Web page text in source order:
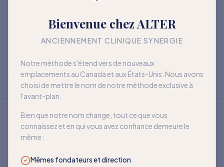
Bienvenue chez ALTER
ANCIENNEMENT CLINIQUE SYNERGIE
Notre méthode s'étend vers de nouveaux
emplacements au Canada et aux États-Unis. Nous avons
choisi de mettre le nom de notre méthode exclusive à
l'avant-plan.
Bien que notre nom change, tout ce que vous
connaissez et en qui vous avez confiance demeure le
même :
Mêmes fondateurs et direction
Objectif : mieux vivre
avec la sensibilité
davantage de liberté